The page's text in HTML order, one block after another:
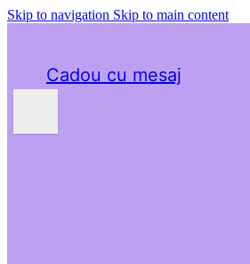
Skip to navigation Skip to main content
Cadou cu mesaj